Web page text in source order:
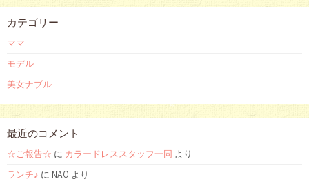
カテゴリー
ママ
モデル
美女ナブル
最近のコメント
☆ご報告☆ に カラードレススタッフ一同 より
ランチ♪ に NAO より